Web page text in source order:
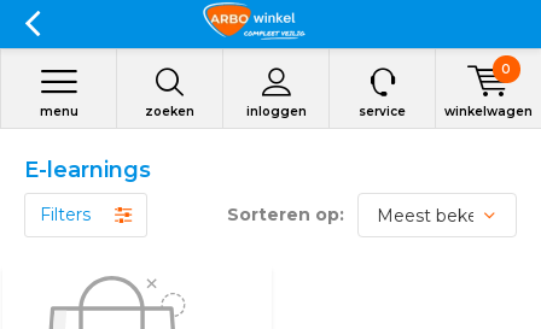
zoeken inloggen
menu service winkelwagen
0
E-learnings
Filters Sorteren op: